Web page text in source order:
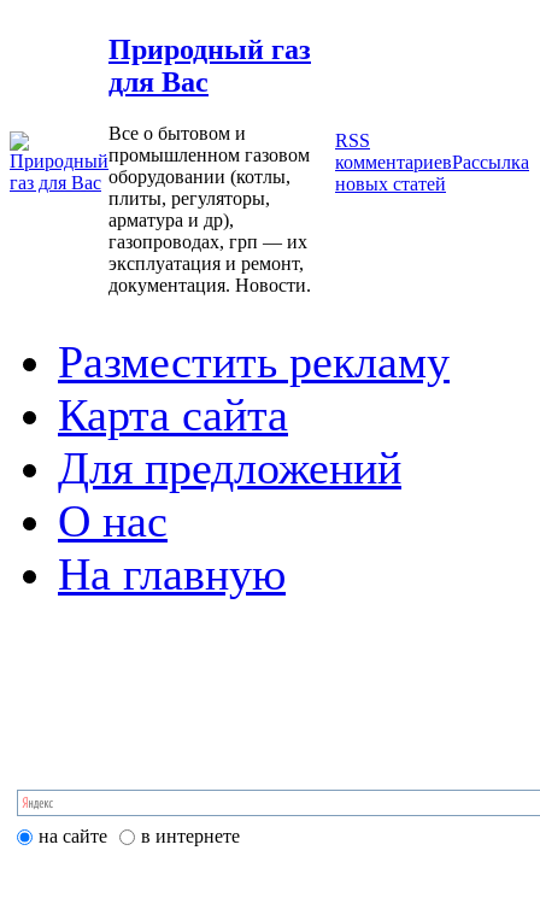
Природный газ
для Вас
Все о бытовом и
промышленном газовом
оборудовании (котлы,
плиты, регуляторы,
арматура и др),
газопроводах, грп — их
эксплуатация и ремонт,
документация. Новости.
RSS
комментариевРассылка
новых статей
Разместить рекламу
Карта сайта
Для предложений
О нас
На главную
на сайте в интернете